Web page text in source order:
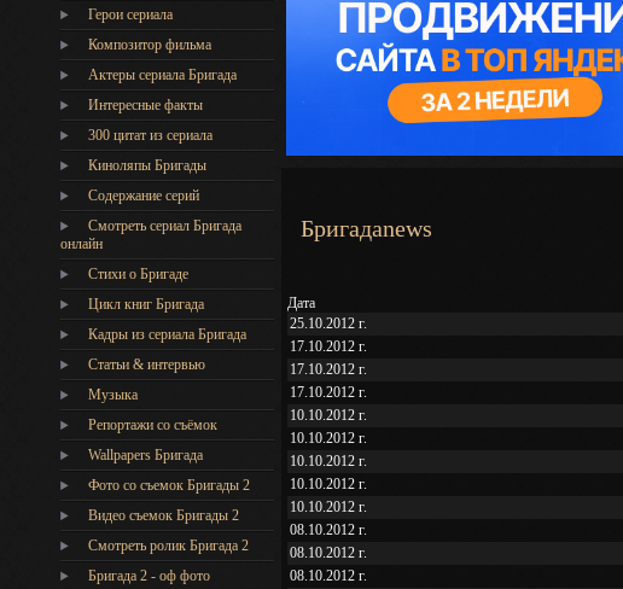
Герои сериала
Композитор фильма
Актеры сериала Бригада
Интересные факты
300 цитат из сериала
Киноляпы Бригады
Содержание серий
Смотреть сериал Бригада
онлайн
Стихи о Бригаде
Цикл книг Бригада
Кадры из сериала Бригада
Статьи & интервью
Музыка
Репортажи со съёмок
Wallpapers Бригада
Фото со съемок Бригады 2
Видео съемок Бригады 2
Cмотреть ролик Бригада 2
Бригада 2 - оф фото
Бригадаnews
Дата
25.10.2012 г.
17.10.2012 г.
17.10.2012 г.
17.10.2012 г.
10.10.2012 г.
10.10.2012 г.
10.10.2012 г.
10.10.2012 г.
10.10.2012 г.
08.10.2012 г.
08.10.2012 г.
08.10.2012 г.